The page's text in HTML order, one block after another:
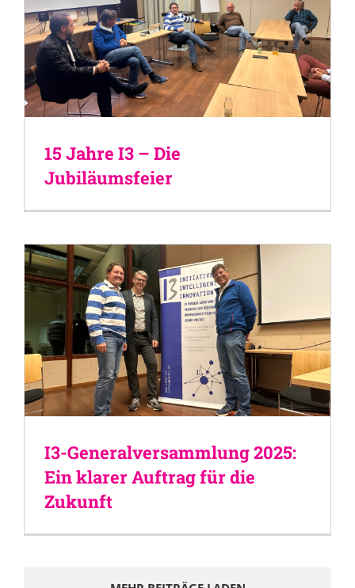
15 Jahre I3 – Die
Jubiläumsfeier
I3-Generalversammlung 2025:
Ein klarer Auftrag für die
Zukunft